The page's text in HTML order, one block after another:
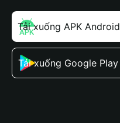
Tải xuống APK Android
Tải xuống Google Play